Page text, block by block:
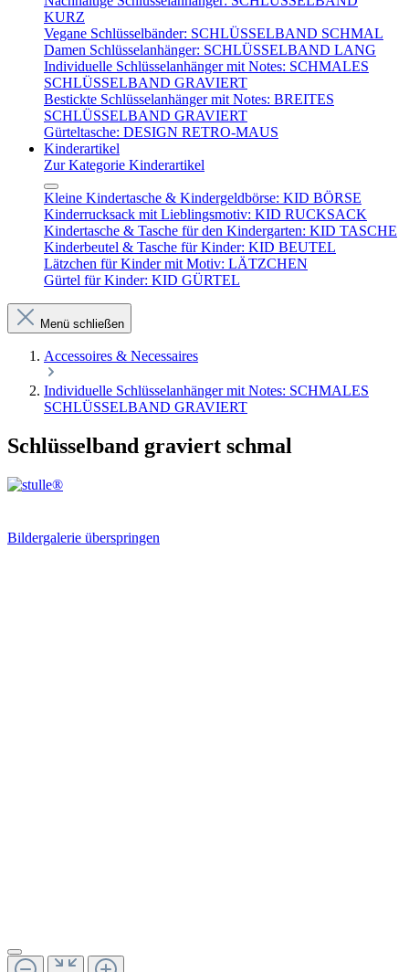
KURZ
Vegane Schlüsselbänder: SCHLÜSSELBAND SCHMAL
Damen Schlüsselanhänger: SCHLÜSSELBAND LANG
Individuelle Schlüsselanhänger mit Notes: SCHMALES
SCHLÜSSELBAND GRAVIERT
Bestickte Schlüsselanhänger mit Notes: BREITES
SCHLÜSSELBAND GRAVIERT
Gürteltasche: DESIGN RETRO-MAUS
Kinderartikel
Zur Kategorie Kinderartikel
Kleine Kindertasche & Kindergeldbörse: KID BÖRSE
Kinderrucksack mit Lieblingsmotiv: KID RUCKSACK
Kindertasche & Tasche für den Kindergarten: KID TASCHE
Kinderbeutel & Tasche für Kinder: KID BEUTEL
Lätzchen für Kinder mit Motiv: LÄTZCHEN
Gürtel für Kinder: KID GÜRTEL
Menü schließen
Accessoires & Necessaires
Individuelle Schlüsselanhänger mit Notes: SCHMALES
SCHLÜSSELBAND GRAVIERT
Schlüsselband graviert schmal
Bildergalerie überspringen